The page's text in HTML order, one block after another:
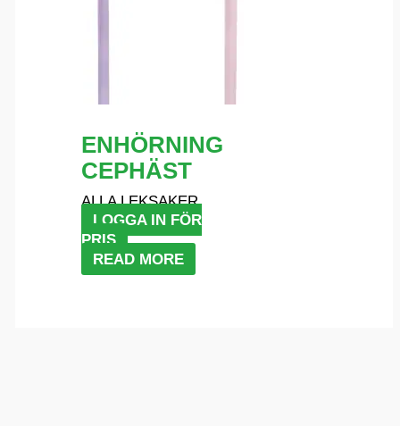
ENHÖRNING
CEPHÄST
ALLA LEKSAKER
LOGGA IN FÖR
PRIS
READ MORE